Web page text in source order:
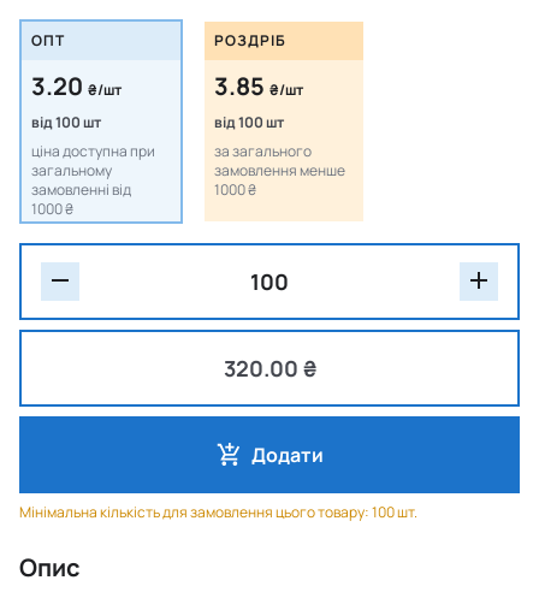
ОПТ
3.20 ₴/шт
від 100 шт
ціна доступна при
загальному
замовленні від
1000 ₴
РОЗДРІБ
3.85 ₴/шт
від 100 шт
за загального
замовлення менше
1000 ₴
320.00 ₴
Додати
Мінімальна кількість для замовлення цього товару: 100 шт.
Опис